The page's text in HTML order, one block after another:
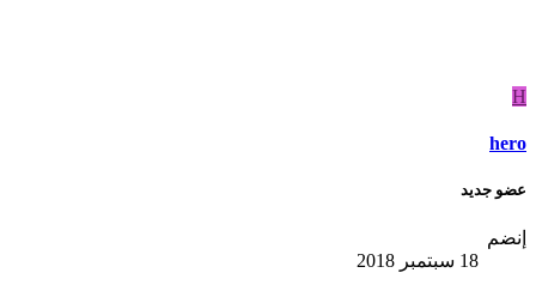
H
hero
عضو جديد
إنضم
18 سبتمبر 2018